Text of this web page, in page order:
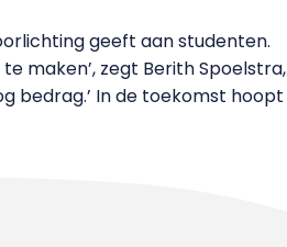
geeft aan studenten.
maken’, zegt Berith Spoelstra,
bedrag.’ In de toekomst hoopt